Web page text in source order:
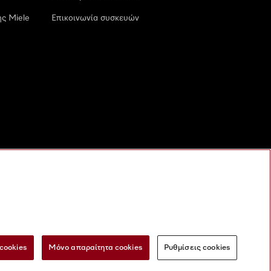
Miele Επικοινωνία συσκευών
ψηφιακές υπηρεσίες Φόρμα Υπαναχώρησης
Μόνο απαραίτητα cookies Ρυθμίσεις cookies